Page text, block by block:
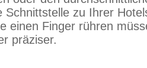
zu Ihrer
einen Finger rühren
präziser.